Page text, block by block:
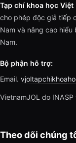
Tạp chí khoa học
cho phép độc giả tiếp
Nam và nâng cao
Nam.
Bộ phận hỗ trợ:
Email.
VietnamJOL do INASP
Theo dõi chúng